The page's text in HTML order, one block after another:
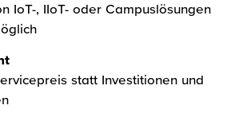
IoT-, IIoT- oder Campuslösungen
statt Investitionen und